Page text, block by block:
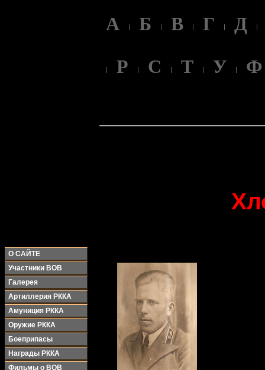
О САЙТЕ
Участники ВОВ
Галерея
Артиллерия РККА
Амуниция РККА
Оружие РККА
Боеприпасы
Награды РККА
Фильмы о ВОВ
А Б В Г Д
Р С Т У Ф